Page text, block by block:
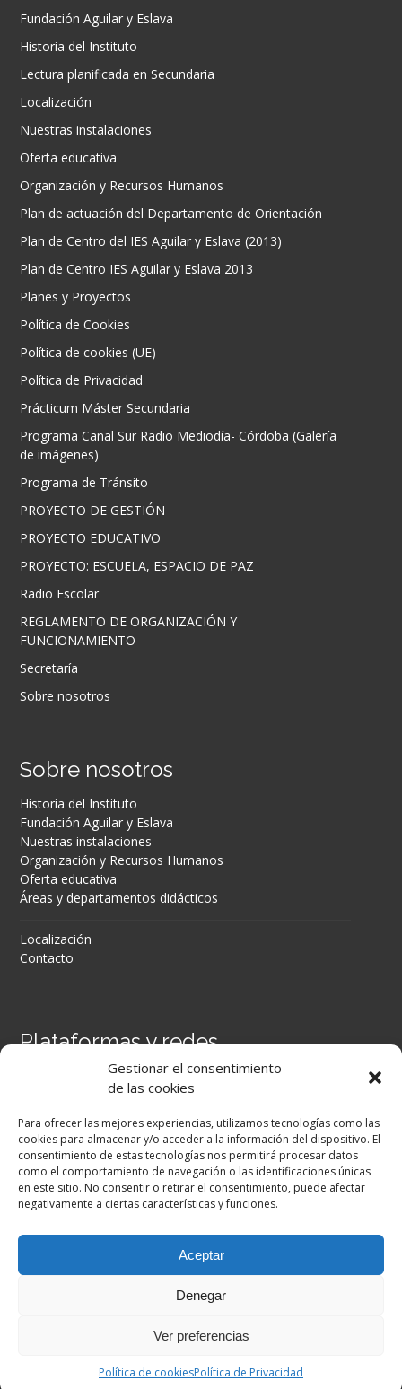
Gestionar el consentimiento
de las cookies
Para ofrecer las mejores experiencias, utilizamos tecnologías como las
cookies para almacenar y/o acceder a la información del dispositivo. El
consentimiento de estas tecnologías nos permitirá procesar datos
como el comportamiento de navegación o las identificaciones únicas
en este sitio. No consentir o retirar el consentimiento, puede afectar
negativamente a ciertas características y funciones.
Aceptar
Denegar
Ver preferencias
Política de cookiesPolítica de Privacidad
Fundación Aguilar y Eslava
Historia del Instituto
Lectura planificada en Secundaria
Localización
Nuestras instalaciones
Oferta educativa
Organización y Recursos Humanos
Plan de actuación del Departamento de Orientación
Plan de Centro del IES Aguilar y Eslava (2013)
Plan de Centro IES Aguilar y Eslava 2013
Planes y Proyectos
Política de Cookies
Política de cookies (UE)
Política de Privacidad
Prácticum Máster Secundaria
Programa Canal Sur Radio Mediodía- Córdoba (Galería
de imágenes)
Programa de Tránsito
PROYECTO DE GESTIÓN
PROYECTO EDUCATIVO
PROYECTO: ESCUELA, ESPACIO DE PAZ
Radio Escolar
REGLAMENTO DE ORGANIZACIÓN Y
FUNCIONAMIENTO
Secretaría
Sobre nosotros
Sobre nosotros
Historia del Instituto
Fundación Aguilar y Eslava
Nuestras instalaciones
Organización y Recursos Humanos
Oferta educativa
Áreas y departamentos didácticos
Localización
Contacto
Plataformas y redes
Secretaría Virtual
Facebook
Copyright © 2026. All Rights Reserved |